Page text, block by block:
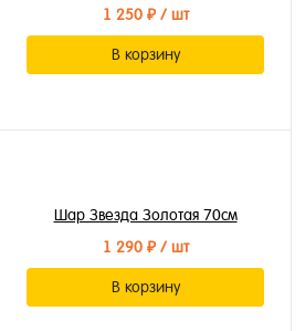
1 250 ₽/ шт
В корзину
Шар Звезда Золотая 70см
1 290 ₽/ шт
В корзину